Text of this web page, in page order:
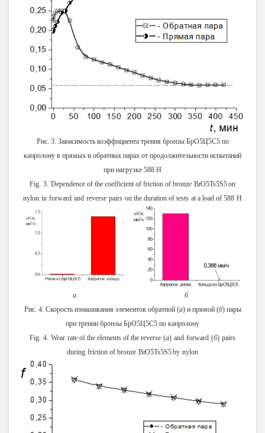
Рис. 3. Зависимость коэффициента трения бронзы БрО5Ц5С5 по
капролону в прямых и обратных парах от продолжительности испытаний
при нагрузке 588 Н
Fig. 3. Dependenceof the coefficientof frictionof bronze BrO5Ts5S5on
nylon in forward and reverse pairs on the duration of tests at a load of 588 Н
а
б
Рис. 4. Скорость изнашивания элементов обратной (а) и прямой (б) пары
при трении бронзы БрО5Ц5С5 по капролону
Fig. 4. Wear rate of the elements of the reverse (a) and forward (б) pairs
during frictionof bronze BrO5Ts5S5by nylon